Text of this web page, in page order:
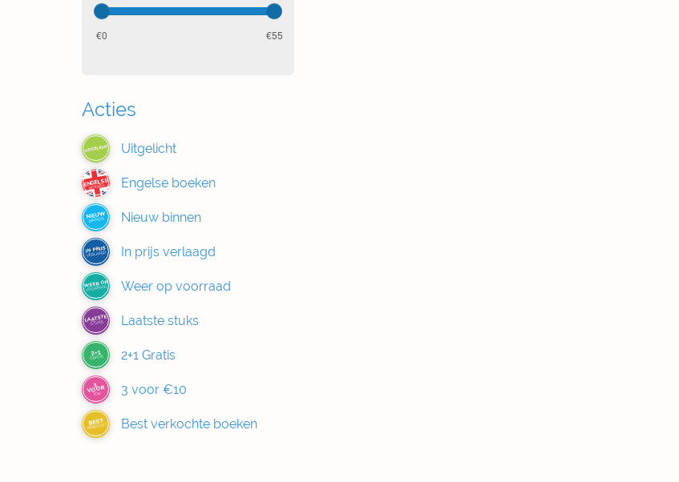
0 55
Acties
UITGELICHT Uitgelicht
ENGELSE
BOEKEN Engelse boeken
NIEUW
BINNEN Nieuw binnen
IN PRIJS
VERLAAGD In prijs verlaagd
WEER OP
VOORRAAD Weer op voorraad
LAATSTE
STUKS Laatste stuks
2+1
GRATIS 2+1 Gratis
3
VOOR
€10 3 voor €10
BEST
VERKOCHT Best verkochte boeken